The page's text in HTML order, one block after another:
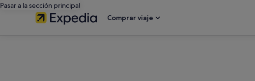
Pasar a la sección principal
Comprar viaje